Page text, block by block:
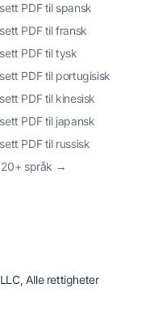
PDF til spansk
PDF til fransk
PDF til tysk
PDF til portugisisk
PDF til kinesisk
PDF til japansk
PDF til russisk
språk →
Alle rettigheter